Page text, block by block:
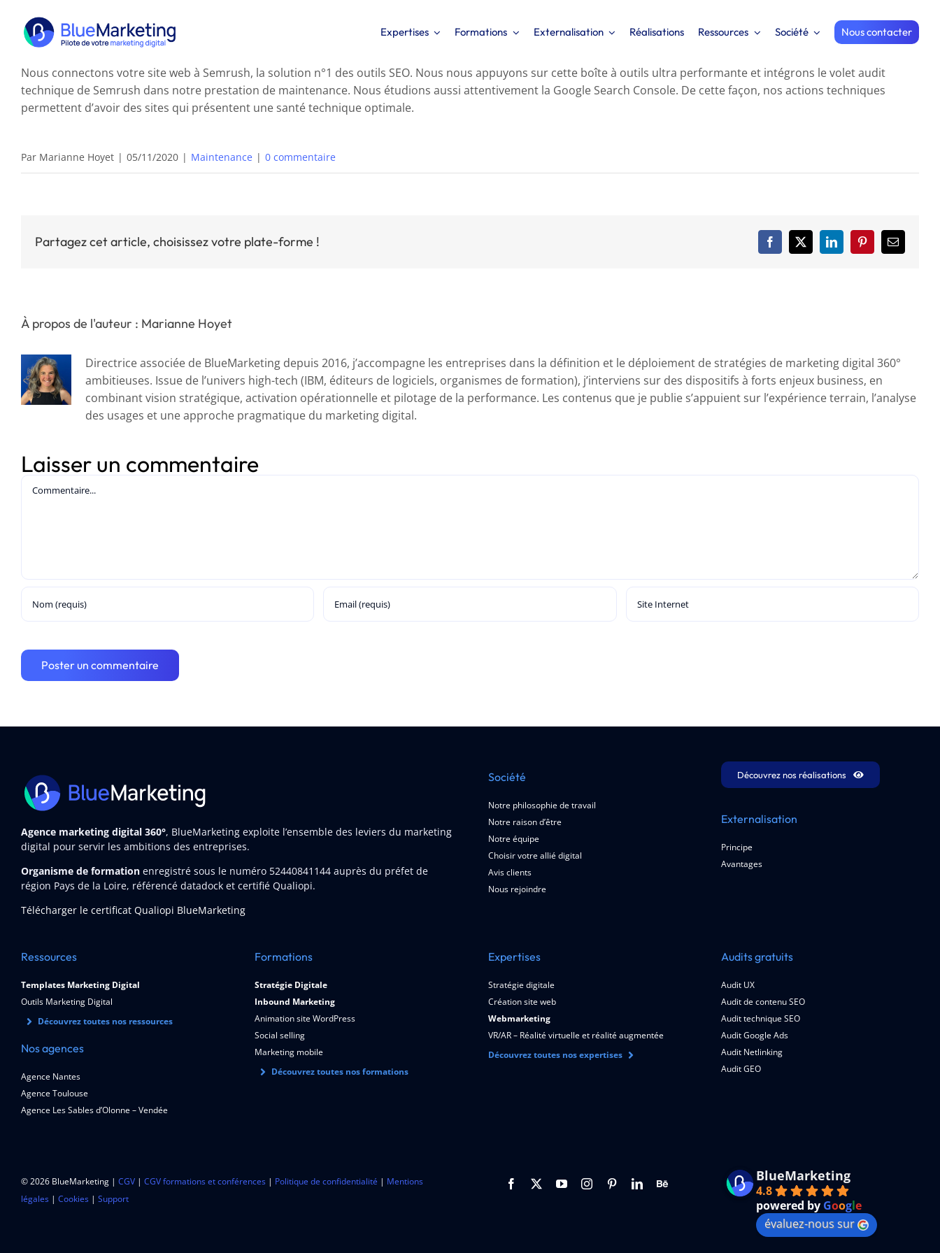
contenu
Expertises Formations Externalisation Réalisations Ressources Société Nous contacter
Nous connectons votre site web à Semrush, la solution n°1 des outils SEO. Nous nous appuyons sur cette boîte à outils ultra performante et intégrons le volet audit
technique de Semrush dans notre prestation de maintenance. Nous étudions aussi attentivement la Google Search Console. De cette façon, nos actions techniques
permettent d’avoir des sites qui présentent une santé technique optimale.
Par Marianne Hoyet | 05/11/2020 | Maintenance | 0 commentaire
Partagez cet article, choisissez votre plate-forme ! Facebook
X LinkedInPinterestEmail
À propos de l'auteur : Marianne Hoyet
Directrice associée de BlueMarketing depuis 2016, j’accompagne les entreprises dans la définition et le déploiement de stratégies de marketing digital 360°
ambitieuses. Issue de l’univers high-tech (IBM, éditeurs de logiciels, organismes de formation), j’interviens sur des dispositifs à forts enjeux business, en
combinant vision stratégique, activation opérationnelle et pilotage de la performance. Les contenus que je publie s’appuient sur l’expérience terrain, l’analyse
des usages et une approche pragmatique du marketing digital.
Laisser un commentaire
Agence marketing digital 360°, BlueMarketing exploite l’ensemble des leviers du marketing
digital pour servir les ambitions des entreprises.
Organisme de formation enregistré sous le numéro 52440841144auprès du préfet de
région Pays de la Loire, référencé datadock et certifié Qualiopi.
Télécharger le certificat Qualiopi BlueMarketing
Société
Notre philosophie de travail
Notre raison d’être
Notre équipe
Choisir votre allié digital
Avis clients
Nous rejoindre
Découvrez nos réalisations
Externalisation
Principe
Avantages
Ressources
Templates Marketing Digital
Outils Marketing Digital
Découvrez toutes nos ressources
Nos agences
Agence Nantes
Agence Toulouse
Agence Les Sables d’Olonne – Vendée
Formations
Stratégie Digitale
Inbound Marketing
Animation site WordPress
Social selling
Marketing mobile
Découvrez toutes nos formations
Expertises
Stratégie digitale
Création site web
Webmarketing
VR/AR – Réalité virtuelle et réalité augmentée
Découvrez toutes nos expertises
Audits gratuits
Audit UX
Audit de contenu SEO
Audit technique SEO
Audit Google Ads
Audit Netlinking
Audit GEO
© 2026 BlueMarketing | CGV| CGV formations et conférences| Politique de confidentialité | Mentions
légales| Cookies| Support
BlueMarketing
4.8
powered by Google
évaluez-nous sur